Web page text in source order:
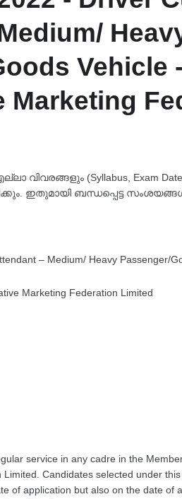
Vehicle
Marketing
(Syllabus, Exam Date,
ഇതുമായി ബന്ധപ്പെട്ട സംശയങ്ങൾ
– Medium/ Heavy Passenger/
Marketing Federation Limited
service in any cadre in the
Candidates selected under
of application but also on the date of